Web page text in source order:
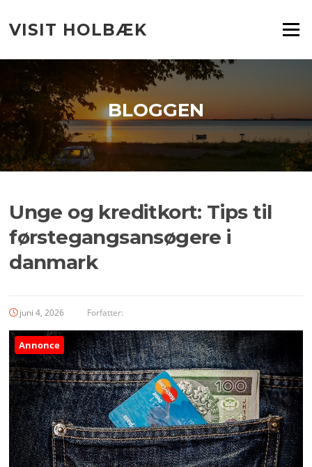
indhold
VISIT HOLBÆK Menu
BLOGGEN
Unge og kreditkort: Tips til
førstegangsansøgere i
danmark
juni 4, 2026 Forfatter:
Annonce